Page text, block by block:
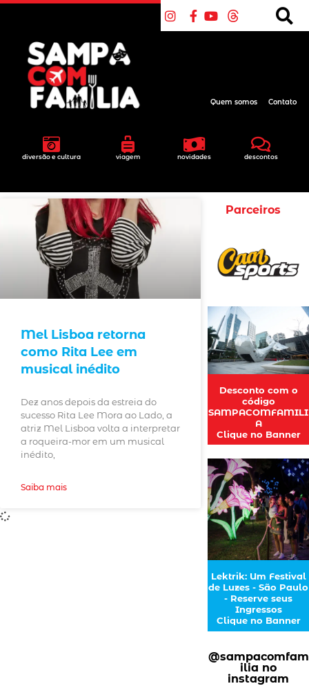
diversão e cultura viagem novidades descontos
Quem somos Contato
Mel Lisboa retorna
como Rita Lee em
musical inédito
Dez anos depois da estreia do
sucesso Rita Lee Mora ao Lado, a
atriz Mel Lisboa volta a interpretar
a roqueira-mor em um musical
inédito,
Saiba mais
Parceiros
Desconto com o
código
SAMPACOMFAMILI
A
Clique no Banner
Lektrik: Um Festival
de Luzes - São Paulo
- Reserve seus
Ingressos
Clique no Banner
@sampacomfam
ilia no
instagram